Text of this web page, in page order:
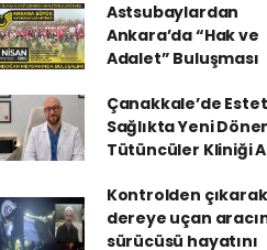
Astsubaylardan
Ankara’da “Hak ve
Adalet” Buluşması
Çanakkale’de
Sağlıkta Yeni
Tütüncüler Kliniği
Kontrolden çıkarak
dereye uçan
sürücüsü hayatını